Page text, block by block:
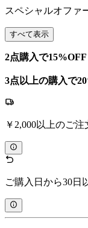
スペシャルオファ
すべて表示
2点購入で15%OFF
3点以上の購入で
￥2,000以上のご
ご購入日から30日